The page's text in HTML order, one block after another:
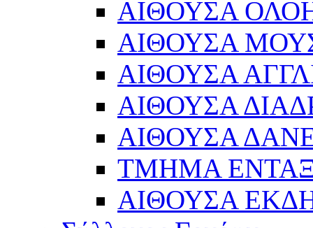
ΑΙΘΟΥΣΑ
ΑΙΘΟΥΣΑ
ΑΙΘΟΥΣΑ
ΑΙΘΟΥΣΑ
ΑΙΘΟΥΣΑ
ΤΜΗΜΑ
ΑΙΘΟΥΣΑ